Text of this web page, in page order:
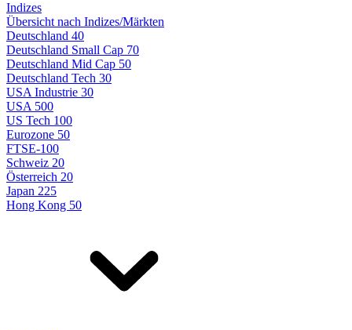
Indizes
Übersicht nach Indizes/Märkten
Deutschland 40
Deutschland Small Cap 70
Deutschland Mid Cap 50
Deutschland Tech 30
USA Industrie 30
USA 500
US Tech 100
Eurozone 50
FTSE-100
Schweiz 20
Österreich 20
Japan 225
Hong Kong 50